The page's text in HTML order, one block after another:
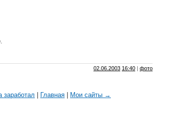
02.06.2003 16:40 | фото
заработал Главная Мои сайты →